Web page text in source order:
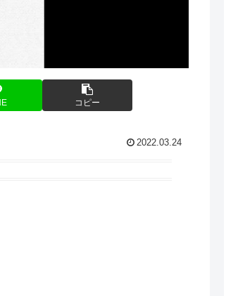
コピー
2022.03.24